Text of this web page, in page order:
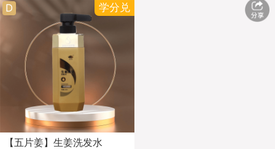
D 学分兑
【五片姜】生姜洗发水